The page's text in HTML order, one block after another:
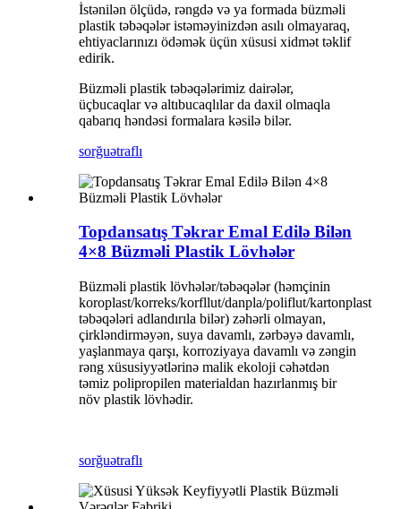
İstənilən ölçüdə, rəngdə və ya formada büzməli
plastik təbəqələr istəməyinizdən asılı olmayaraq,
ehtiyaclarınızı ödəmək üçün xüsusi xidmət təklif
edirik.
Büzməli plastik təbəqələrimiz dairələr,
üçbucaqlar və altıbucaqlılar da daxil olmaqla
qabarıq həndəsi formalara kəsilə bilər.
sorğuətraflı
Topdansatış Təkrar Emal Edilə Bilən
4×8 Büzməli Plastik Lövhələr
Büzməli plastik lövhələr/təbəqələr (həmçinin
koroplast/korreks/korfllut/danpla/poliflut/kartonplast
təbəqələri adlandırıla bilər) zəhərli olmayan,
çirkləndirməyən, suya davamlı, zərbəyə davamlı,
yaşlanmaya qarşı, korroziyaya davamlı və zəngin
rəng xüsusiyyətlərinə malik ekoloji cəhətdən
təmiz polipropilen materialdan hazırlanmış bir
növ plastik lövhədir.
sorğuətraflı